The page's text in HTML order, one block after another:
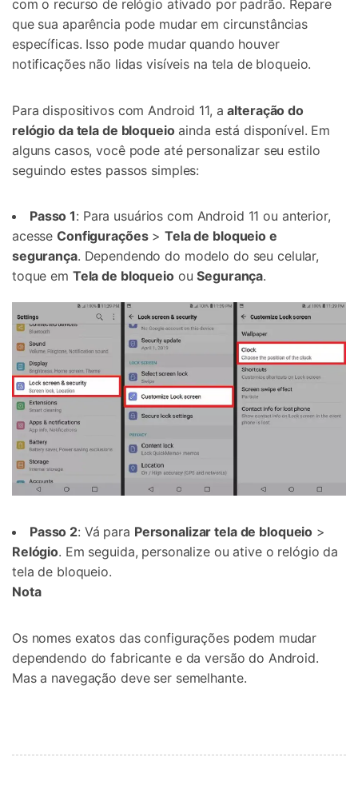
com o recurso de relógio ativado por padrão. Repare
que sua aparência pode mudar em circunstâncias
específicas. Isso pode mudar quando houver
notificações não lidas visíveis na tela de bloqueio.
Para dispositivos com Android 11, aalteração do
relógio da tela de bloqueioainda está disponível. Em
alguns casos, você pode até personalizar seu estilo
seguindo estes passos simples:
Passo 1: Para usuários com Android 11 ou anterior,
acesseConfigurações>Tela de bloqueio e
segurança. Dependendo do modelo do seu celular,
toque em Tela de bloqueioouSegurança.
Passo 2: Vá para Personalizar tela de bloqueio >
Relógio. Em seguida, personalize ou ative o relógio da
tela de bloqueio.
Nota
Os nomes exatos das configurações podem mudar
dependendo do fabricante e da versão do Android.
Mas a navegação deve ser semelhante.